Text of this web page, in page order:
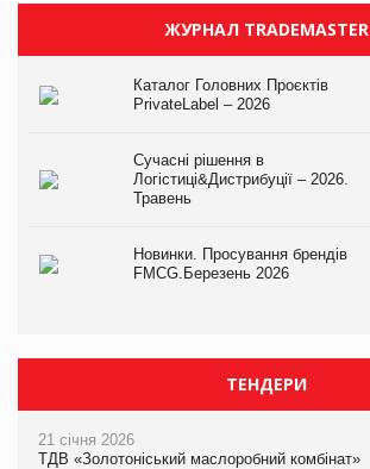
ЖУРНАЛ TRADEMASTER
Каталог Головних Проєктів
PrivateLabel – 2026
Сучасні рішення в
Логістиці&Дистрибуції – 2026.
Травень
Новинки. Просування брендів
FMCG.Березень 2026
ТЕНДЕРИ
21 січня 2026
ТДВ «Золотоніський маслоробний комбінат»